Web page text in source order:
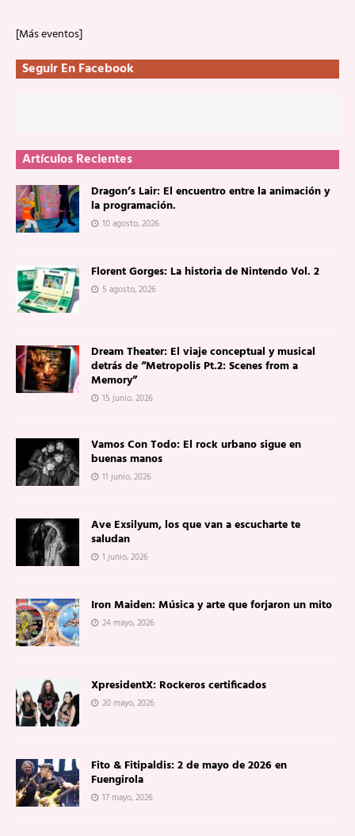
[Más eventos]
Seguir En Facebook
Artículos Recientes
Dragon’s Lair: El encuentro entre la animación y
la programación.
10 agosto, 2026
Florent Gorges: La historia de Nintendo Vol. 2
5 agosto, 2026
Dream Theater: El viaje conceptual y musical
detrás de “Metropolis Pt.2: Scenes from a
Memory”
15 junio, 2026
Vamos Con Todo: El rock urbano sigue en
buenas manos
11 junio, 2026
Ave Exsilyum, los que van a escucharte te
saludan
1 junio, 2026
Iron Maiden: Música y arte que forjaron un mito
24 mayo, 2026
XpresidentX: Rockeros certificados
20 mayo, 2026
Fito & Fitipaldis: 2 de mayo de 2026 en
Fuengirola
17 mayo, 2026